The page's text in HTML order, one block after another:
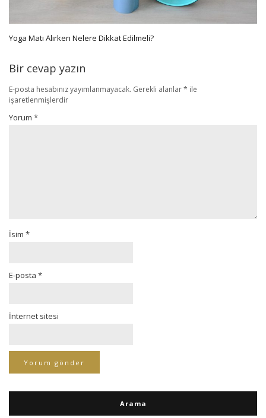
Yoga Matı Alırken Nelere Dikkat Edilmeli?
Bir cevap yazın
E-posta hesabınız yayımlanmayacak. Gerekli alanlar* ile
işaretlenmişlerdir
Yorum *
İsim *
E-posta *
İnternet sitesi
Arama